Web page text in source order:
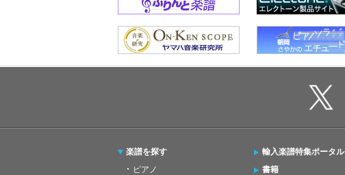
楽譜を探す
ピアノ
輸入楽譜特集ポータル
書籍